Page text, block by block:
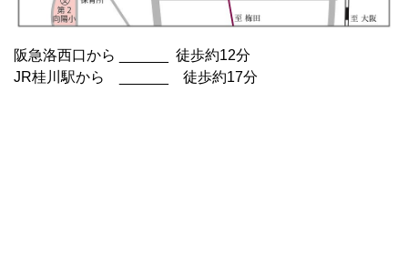
阪急洛西口から ______ 徒歩約12分
JR桂川駅から ______ 徒歩約17分